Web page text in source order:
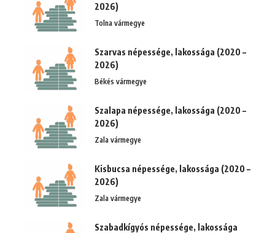
2026)
Tolna vármegye
Szarvas népessége, lakossága (2020 –
2026)
Békés vármegye
Szalapa népessége, lakossága (2020 –
2026)
Zala vármegye
Kisbucsa népessége, lakossága (2020 –
2026)
Zala vármegye
Szabadkígyós népessége, lakossága